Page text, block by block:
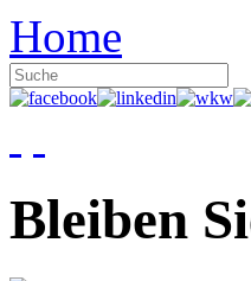
Home
Bleiben